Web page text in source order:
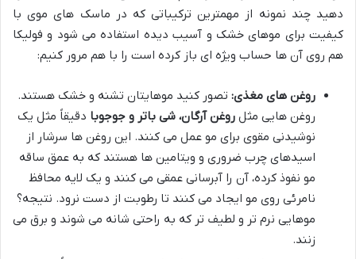
دهید چند نمونه از مهمترین ترکیباتی که در ماسک های موی با
کیفیت برای موهای خشک و آسیب دیده استفاده می شود و فولیکا
هم روی آن ها حساب ویژه ای باز کرده است را با هم مرور کنیم:
روغن های مغذی: تصور کنید موهایتان تشنه و خشک هستند.
روغن هایی مثل روغن آرگان، شی باتر و جوجوبا دقیقاً مثل یک
نوشیدنی مقوی برای مو عمل می کنند. این روغن ها سرشار از
اسیدهای چرب ضروری و ویتامین ها هستند که به عمق ساقه
مو نفوذ کرده، آن را آبرسانی عمقی می کنند و یک لایه محافظ
نامرئی روی مو ایجاد می کنند تا رطوبت از دست نرود. نتیجه؟
موهایی نرم تر و لطیف تر که به راحتی شانه می شوند و برق می
زنند.